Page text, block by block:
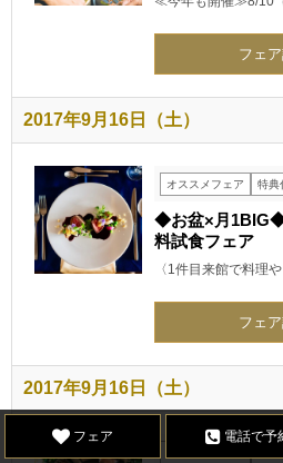
フェ
2017年9月16日（土）
オススメフェア 特典
◆お盆×月1BIG◆
料試食フェア
〈1件目来館で料理
フェ
2017年9月16日（土）
フェア 電話で予